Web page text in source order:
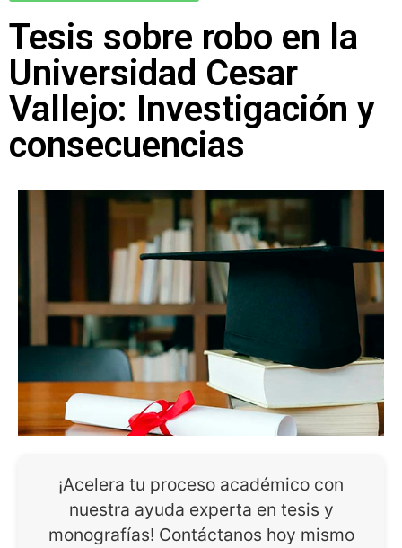
Tesis sobre robo en la
Universidad Cesar
Vallejo: Investigación y
consecuencias
¡Acelera tu proceso académico con
nuestra ayuda experta en tesis y
monografías! Contáctanos hoy mismo